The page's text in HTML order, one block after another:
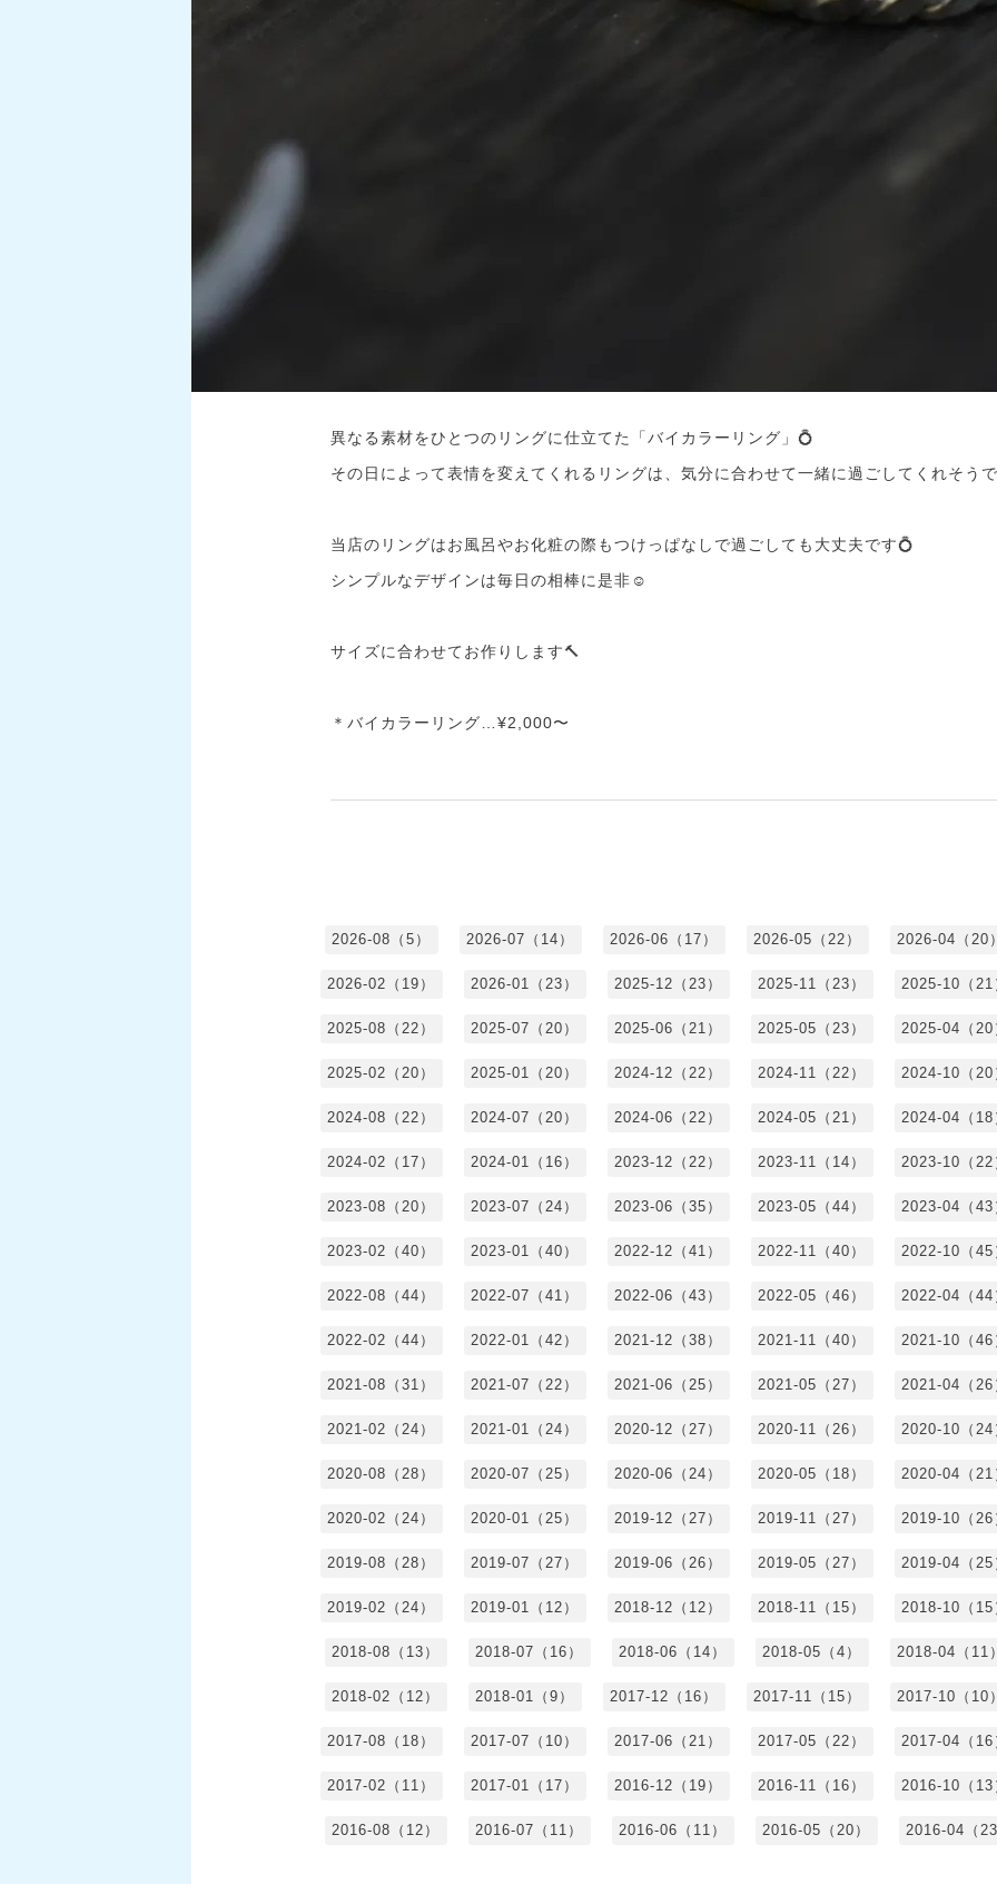
異なる素材をひとつのリングに仕立てた「バイカラーリング」💍
その日によって表情を変えてくれるリングは、気分に合わせて一緒に過ごしてくれそう
当店のリングはお風呂やお化粧の際もつけっぱなしで過ごしても大丈夫です💍
シンプルなデザインは毎日の相棒に是非☺️
サイズに合わせてお作りします🔨
＊バイカラーリング…¥2,000〜
2026-08（5） 2026-07（14） 2026-06（17） 2026-05（22） 2026-04（20
2026-02（19） 2026-01（23） 2025-12（23） 2025-11（23） 2025-10（21
2025-08（22） 2025-07（20） 2025-06（21） 2025-05（23） 2025-04（20
2025-02（20） 2025-01（20） 2024-12（22） 2024-11（22） 2024-10（20
2024-08（22） 2024-07（20） 2024-06（22） 2024-05（21） 2024-04（18
2024-02（17） 2024-01（16） 2023-12（22） 2023-11（14） 2023-10（22
2023-08（20） 2023-07（24） 2023-06（35） 2023-05（44） 2023-04（43
2023-02（40） 2023-01（40） 2022-12（41） 2022-11（40） 2022-10（45
2022-08（44） 2022-07（41） 2022-06（43） 2022-05（46） 2022-04（44
2022-02（44） 2022-01（42） 2021-12（38） 2021-11（40） 2021-10（46
2021-08（31） 2021-07（22） 2021-06（25） 2021-05（27） 2021-04（26
2021-02（24） 2021-01（24） 2020-12（27） 2020-11（26） 2020-10（24
2020-08（28） 2020-07（25） 2020-06（24） 2020-05（18） 2020-04（21
2020-02（24） 2020-01（25） 2019-12（27） 2019-11（27） 2019-10（26
2019-08（28） 2019-07（27） 2019-06（26） 2019-05（27） 2019-04（25
2019-02（24） 2019-01（12） 2018-12（12） 2018-11（15） 2018-10（15
2018-08（13） 2018-07（16） 2018-06（14） 2018-05（4） 2018-04（11
2018-02（12） 2018-01（9） 2017-12（16） 2017-11（15） 2017-10（10
2017-08（18） 2017-07（10） 2017-06（21） 2017-05（22） 2017-04（16
2017-02（11） 2017-01（17） 2016-12（19） 2016-11（16） 2016-10（13
2016-08（12） 2016-07（11） 2016-06（11） 2016-05（20） 2016-04（